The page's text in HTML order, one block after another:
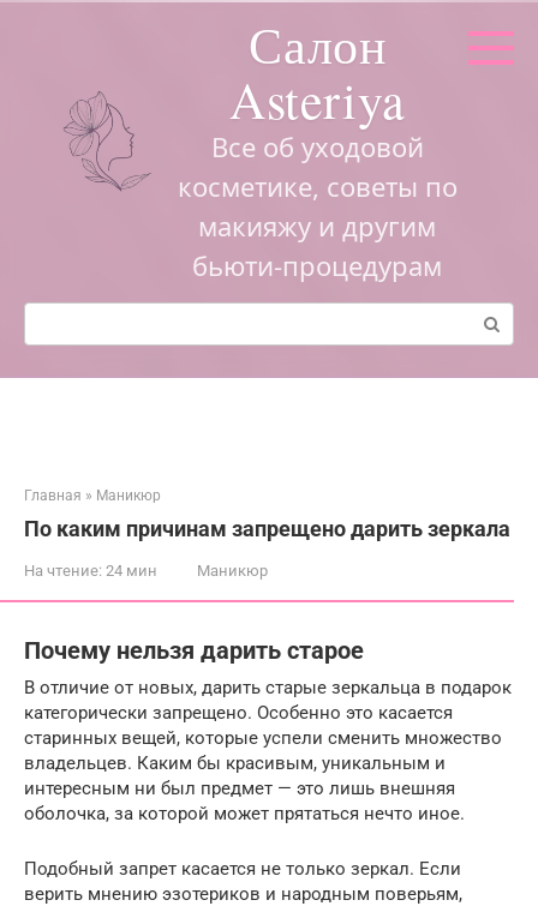
Салон
Asteriya
Все об уходовой
косметике, советы по
макияжу и другим
бьюти-процедурам
Поиск:
Главная » Маникюр
По каким причинам запрещено дарить зеркала
На чтение: 24 мин Маникюр
Почему нельзя дарить старое
В отличие от новых, дарить старые зеркальца в подарок
категорически запрещено. Особенно это касается
старинных вещей, которые успели сменить множество
владельцев. Каким бы красивым, уникальным и
интересным ни был предмет — это лишь внешняя
оболочка, за которой может прятаться нечто иное.
Подобный запрет касается не только зеркал. Если
верить мнению эзотериков и народным поверьям,